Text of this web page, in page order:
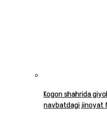
Kogon shahrida
navbatdagi jinoyat